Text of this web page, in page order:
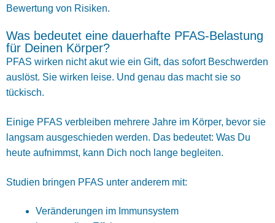
Bewertung von Risiken.
Was bedeutet eine dauerhafte PFAS-Belastung
für Deinen Körper?
PFAS wirken nicht akut wie ein Gift, das sofort Beschwerden
auslöst. Sie wirken leise. Und genau das macht sie so
tückisch.
Einige PFAS verbleiben mehrere Jahre im Körper, bevor sie
langsam ausgeschieden werden. Das bedeutet: Was Du
heute aufnimmst, kann Dich noch lange begleiten.
Studien bringen PFAS unter anderem mit:
Veränderungen im Immunsystem